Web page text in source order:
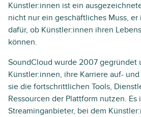
Künstler:innen ist ein
nicht nur ein geschäftliches Muss,
dafür, ob Künstler:innen ihren
können.
SoundCloud wurde 2007 gegründet
Künstler:innen, ihre Karriere auf-
sie die fortschrittlichen Tools,
Ressourcen der Plattform nutzen. Es
Streaminganbieter, bei dem